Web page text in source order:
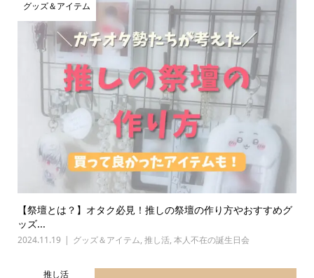
グッズ＆アイテム
【祭壇とは？】オタク必見！推しの祭壇の作り方やおすすめグ
ッズ...
2024.11.19 グッズ＆アイテム, 推し活, 本人不在の誕生日会
推し活